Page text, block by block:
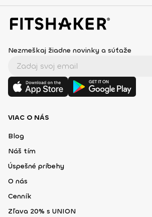
Nezmeškaj žiadne novinky a súťaže
VIAC O NÁS
Blog
Náš tím
Úspešné príbehy
O nás
Cenník
Zľava 20% s UNION